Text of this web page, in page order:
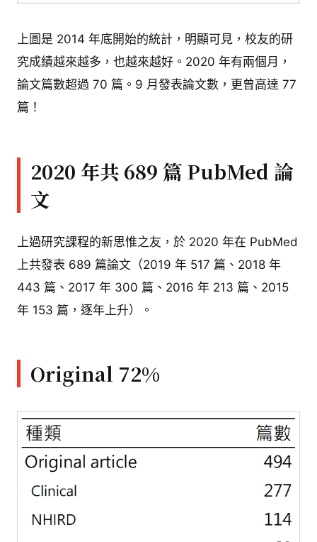
上圖是 2014 年底開始的統計，明顯可見，校友的研
究成績越來越多，也越來越好。2020 年有兩個月，
論文篇數超過 70 篇。9 月發表論文數，更曾高達 77
篇！
2020 年共 689 篇 PubMed 論
文
上過研究課程的新思惟之友，於 2020 年在 PubMed
上共發表 689 篇論文（2019 年 517 篇、2018 年
443 篇、2017 年 300 篇、2016 年 213 篇、2015
年 153 篇，逐年上升）。
Original 72%